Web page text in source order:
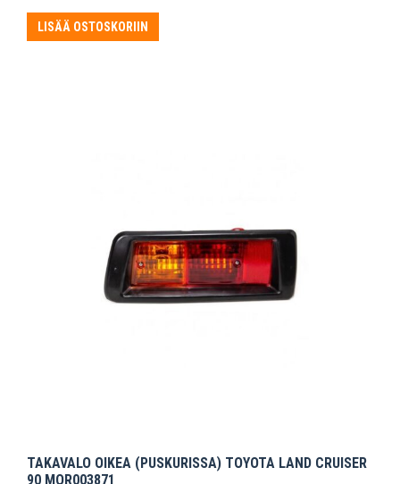
LISÄÄ OSTOSKORIIN
TAKAVALO OIKEA (PUSKURISSA) TOYOTA LAND CRUISER
90 MOR003871